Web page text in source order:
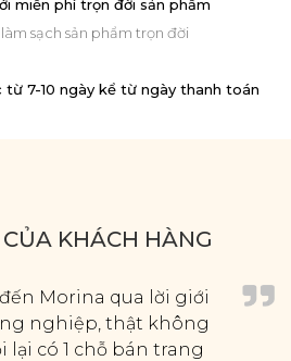
miễn phí trọn đời sản phẩm
sạch sản phẩm trọn đời
từ 7-10 ngày kể từ ngày thanh toán
KHÁCH HÀNG
Morina qua lời giới
nghiệp, thật không
lại có 1 chỗ bán trang